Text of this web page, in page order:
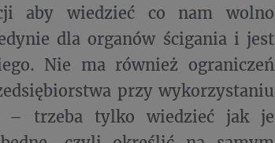
aby wiedzieć co nam wolno
dla organów ścigania i jest
Nie ma również ograniczeń
przy wykorzystaniu
– trzeba tylko wiedzieć jak je